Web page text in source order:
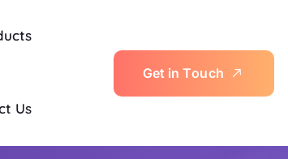
Us
Get in Touch